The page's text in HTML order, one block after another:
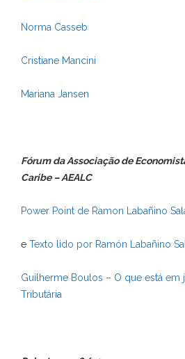
Norma Casseb
Cristiane Mancini
Mariana Jansen
Fórum da Associação de
Caribe – AEALC
Power Point de Ramon Labañino
e Texto lido por Ramón Labañino
Guilherme Boulos – O que está em
Tributária